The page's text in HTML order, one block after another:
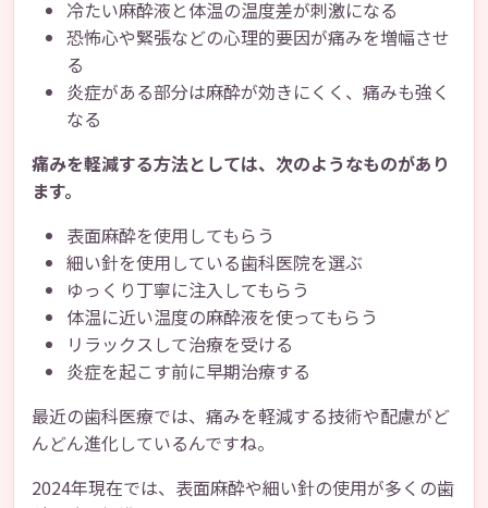
冷たい麻酔液と体温の温度差が刺激になる
恐怖心や緊張などの心理的要因が痛みを増幅させ
る
炎症がある部分は麻酔が効きにくく、痛みも強く
なる
痛みを軽減する方法としては、次のようなものがあり
ます。
表面麻酔を使用してもらう
細い針を使用している歯科医院を選ぶ
ゆっくり丁寧に注入してもらう
体温に近い温度の麻酔液を使ってもらう
リラックスして治療を受ける
炎症を起こす前に早期治療する
最近の歯科医療では、痛みを軽減する技術や配慮がど
んどん進化しているんですね。
2024年現在では、表面麻酔や細い針の使用が多くの歯